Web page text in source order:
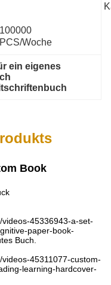
100000
PCS/Woche
ein eigenes
Book
45336943-a-set-
paper-book-
Buch.
45311077-custom-
learning-hardcover-